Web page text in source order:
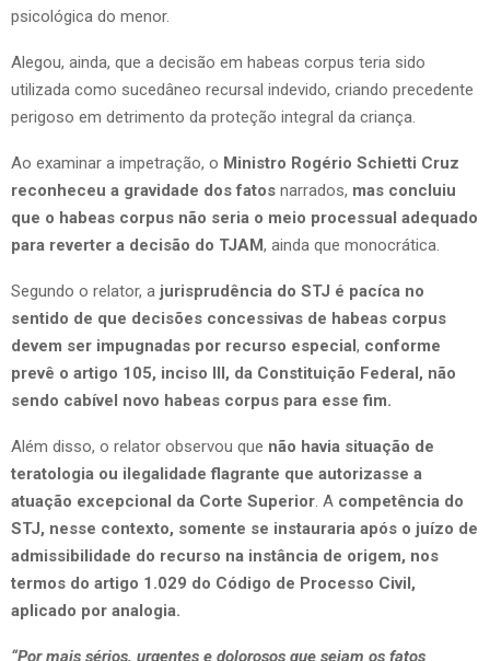
psicológica do menor.
Alegou, ainda, que a decisão em habeas corpus teria sido
utilizada como sucedâneo recursal indevido, criando precedente
perigoso em detrimento da proteção integral da criança.
Ao examinar a impetração, o Ministro Rogério Schietti Cruz
reconheceu a gravidade dos fatos narrados, mas concluiu
que o habeas corpus não seria o meio processual adequado
para reverter a decisão do TJAM, ainda que monocrática.
Segundo o relator, a jurisprudência do STJ é pacíca no
sentido de que decisões concessivas de habeas corpus
devem ser impugnadas por recurso especial, conforme
prevê o artigo 105, inciso III, da Constituição Federal, não
sendo cabível novo habeas corpus para esse fim.
Além disso, o relator observou que não havia situação de
teratologia ou ilegalidade flagrante que autorizasse a
atuação excepcional da Corte Superior. A competência do
STJ, nesse contexto, somente se instauraria após o juízo de
admissibilidade do recurso na instância de origem, nos
termos do artigo 1.029 do Código de Processo Civil,
aplicado por analogia.
“Por mais sérios, urgentes e dolorosos que sejam os fatos